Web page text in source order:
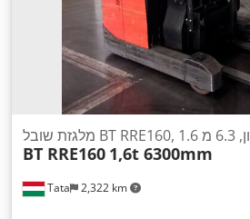
Tata 2,322 km
BT RRE160 1,6t 6300mm